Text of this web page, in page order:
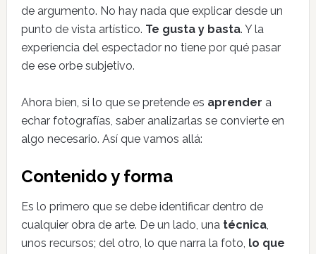
de argumento. No hay nada que explicar desde un
punto de vista artístico. Te gusta y basta. Y la
experiencia del espectador no tiene por qué pasar
de ese orbe subjetivo.
Ahora bien, si lo que se pretende es aprender a
echar fotografías, saber analizarlas se convierte en
algo necesario. Así que vamos allá:
Contenido y forma
Es lo primero que se debe identificar dentro de
cualquier obra de arte. De un lado, una técnica,
unos recursos; del otro, lo que narra la foto, lo que